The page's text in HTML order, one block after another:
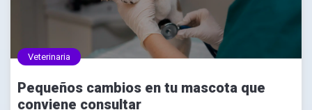
Veterinaria
Pequeños cambios en tu mascota que
conviene consultar